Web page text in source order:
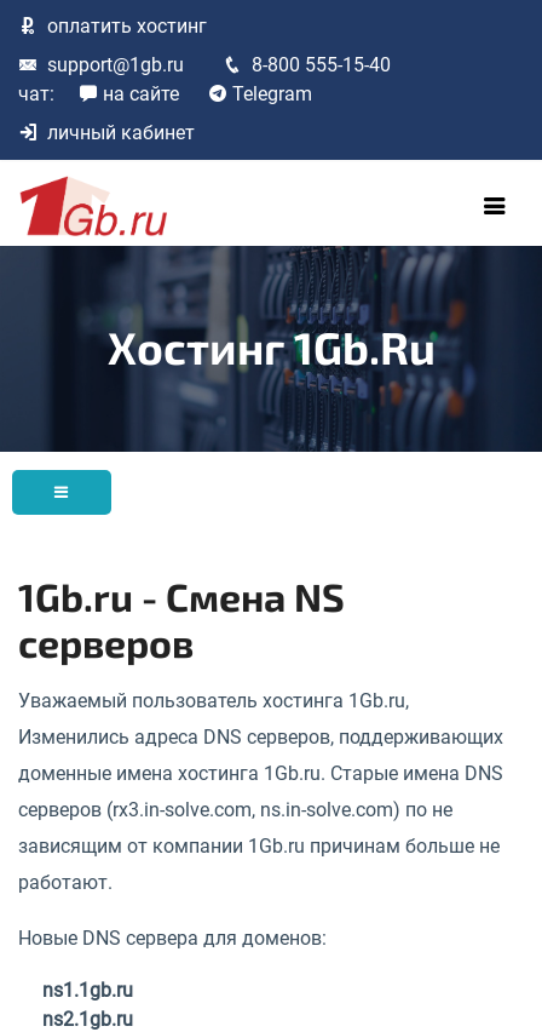
оплатить хостинг
support@1gb.ru
8-800 555-15-40
чат:
на сайте
Telegram
личный кабинет
Хостинг 1Gb.ru
1Gb.ru - Смена NS
серверов
Уважаемый пользователь хостинга 1Gb.ru,
Изменились адреса DNS серверов, поддерживающих
доменные имена хостинга 1Gb.ru. Старые имена DNS
серверов (rx3.in-solve.com, ns.in-solve.com) по не
зависящим от компании 1Gb.ru причинам больше не
работают.
Новые DNS сервера для доменов:
ns1.1gb.ru
ns2.1gb.ru